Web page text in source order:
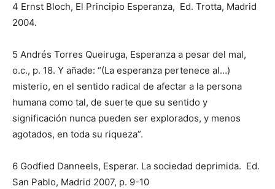
4 Ernst Bloch, El Principio Esperanza, Ed. Trotta, Madrid
2004.
5 Andrés Torres Queiruga, Esperanza a pesar del mal,
o.c., p. 18. Y añade: “(La esperanza pertenece al…)
misterio, en el sentido radical de afectar a la persona
humana como tal, de suerte que su sentido y
significación nunca pueden ser explorados, y menos
agotados, en toda su riqueza”.
6 Godfied Danneels, Esperar. La sociedad deprimida. Ed.
San Pablo, Madrid 2007, p. 9-10